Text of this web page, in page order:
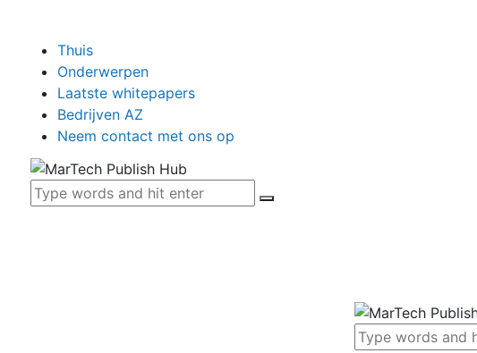
Thuis
Onderwerpen
Laatste whitepapers
Bedrijven AZ
Neem contact met ons op